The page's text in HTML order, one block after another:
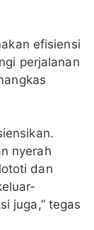
efisiensi
perjalanan
nyerah
dan
juga,” tegas